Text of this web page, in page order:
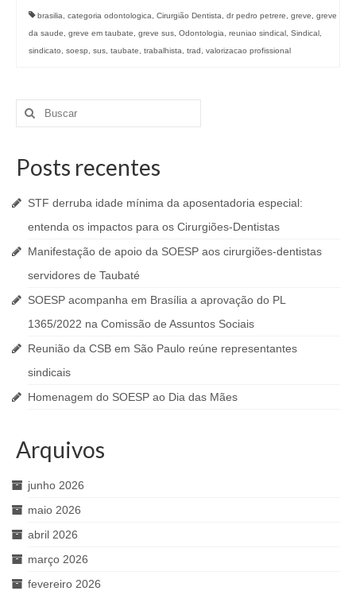
brasilia categoria odontologica Cirurgião Dentista dr pedro petrere greve
greve
da saude
greve em taubate greve sus Odontologia reuniao sindical Sindical
sindicato
soesp sus taubate trabalhista trad valorizacao profissional
Buscar
por:
Posts recentes
STF derruba idade mínima da aposentadoria especial:
entenda os impactos para os Cirurgiões-Dentistas
Manifestação de apoio da SOESP aos cirurgiões-dentistas
servidores de Taubaté
SOESP acompanha em Brasília a aprovação do PL
1365/2022 na Comissão de Assuntos Sociais
Reunião da CSB em São Paulo reúne representantes
sindicais
Homenagem do SOESP ao Dia das Mães
Arquivos
junho 2026
maio 2026
abril 2026
março 2026
fevereiro 2026